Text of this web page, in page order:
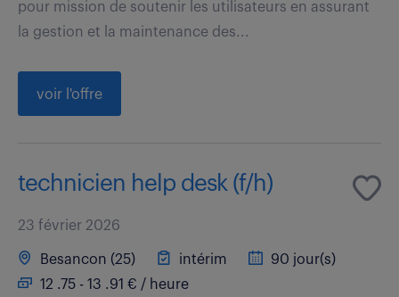
pour mission de soutenir les utilisateurs en assurant
la gestion et la maintenance des...
voir l'offre
technicien help desk (f/h)
23 février 2026
Besancon (25) intérim
90 jour(s)
12 .75 - 13 .91 € / heure